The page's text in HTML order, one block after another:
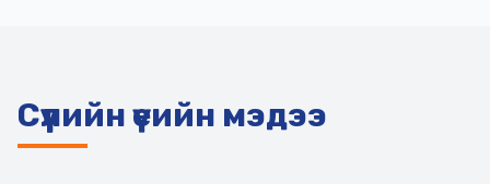
Сүүлийн үеийн мэдээ